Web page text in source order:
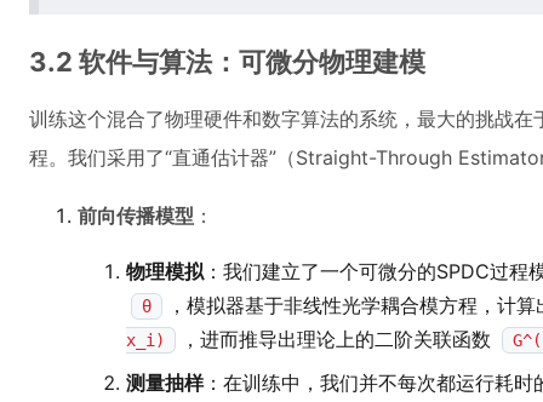
3.2 软件与算法：可微分物理建模
训练这个混合了物理硬件和数字算法的系统，最大的挑战在
程。我们采用了“直通估计器”（Straight-Through
前向传播模型 ：
物理模拟：我们建立了一个可微分的SPDC过程
θ ，模拟器基于非线性光学耦合模方程，计
x_i) ，进而推导出理论上的二阶关联函数
测量抽样：在训练中，我们并不每次都运行耗